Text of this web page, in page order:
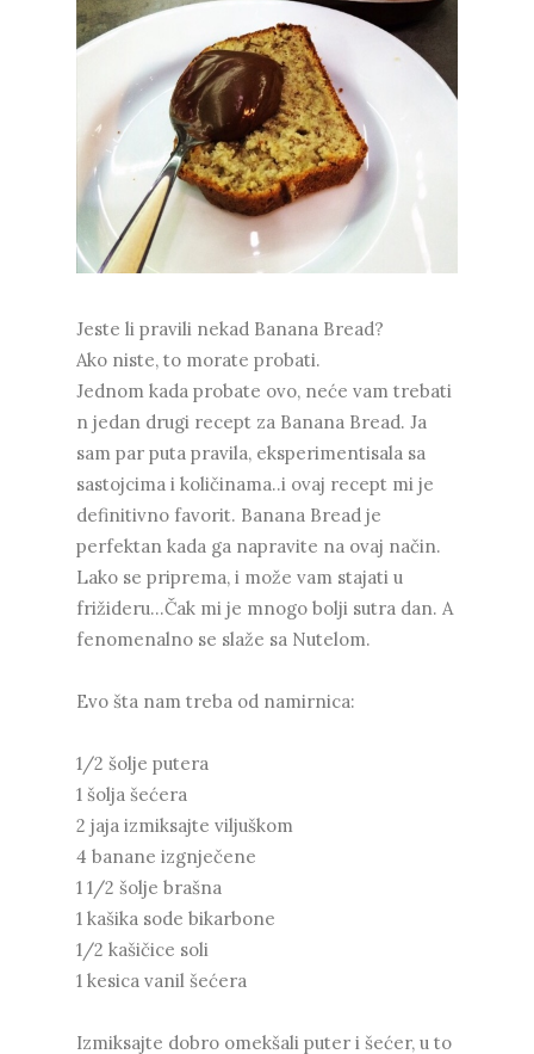
Jeste li pravili nekad Banana Bread?
Ako niste, to morate probati.
Jednom kada probate ovo, neće vam trebati
n jedan drugi recept za Banana Bread. Ja
sam par puta pravila, eksperimentisala sa
sastojcima i količinama..i ovaj recept mi je
definitivno favorit. Banana Bread je
perfektan kada ga napravite na ovaj način.
Lako se priprema, i može vam stajati u
frižideru...Čak mi je mnogo bolji sutra dan. A
fenomenalno se slaže sa Nutelom.
Evo šta nam treba od namirnica:
1/2 šolje putera
1 šolja šećera
2 jaja izmiksajte viljuškom
4 banane izgnječene
1 1/2 šolje brašna
1 kašika sode bikarbone
1/2 kašičice soli
1 kesica vanil šećera
Izmiksajte dobro omekšali puter i šećer, u to